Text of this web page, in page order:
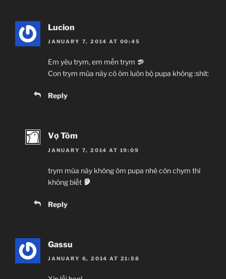
Lucion
JANUARY 7, 2014 AT 00:45
Em yêu trym, em mến trym
Con trym mùa này có ôm luôn bộ pupa không :shit:
Reply
Vợ Tôm
JANUARY 7, 2014 AT 19:09
trym mùa này không ôm pupa nhé còn chym thì
không biết
Reply
Gassu
JANUARY 6, 2014 AT 21:58